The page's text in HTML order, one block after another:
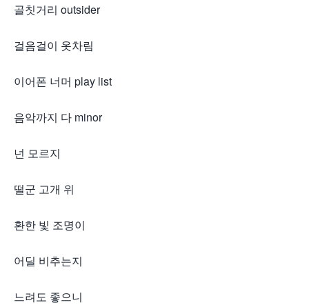
골칫거리 outsider
걸음걸이 옷차림
이어폰 너머 play list
음악까지 다 minor
넌 모르지
떨군 고개 위
환한 빛 조명이
어딜 비추는지
느려도 좋으니